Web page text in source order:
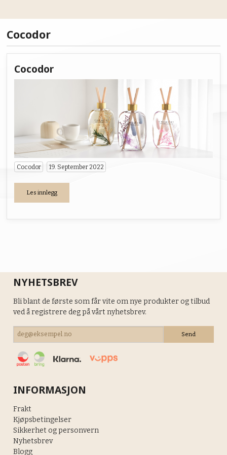
Merker
Ingredienser
Våre samarbeidspartnere
Cocodor
Cocodor
Cocodor 19. September 2022
Les innlegg
NYHETSBREV
Bli blant de første som får vite om nye produkter og tilbud
ved å registrere deg på vårt nyhetsbrev.
INFORMASJON
Frakt
Kjøpsbetingelser
Sikkerhet og personvern
Nyhetsbrev
Blogg